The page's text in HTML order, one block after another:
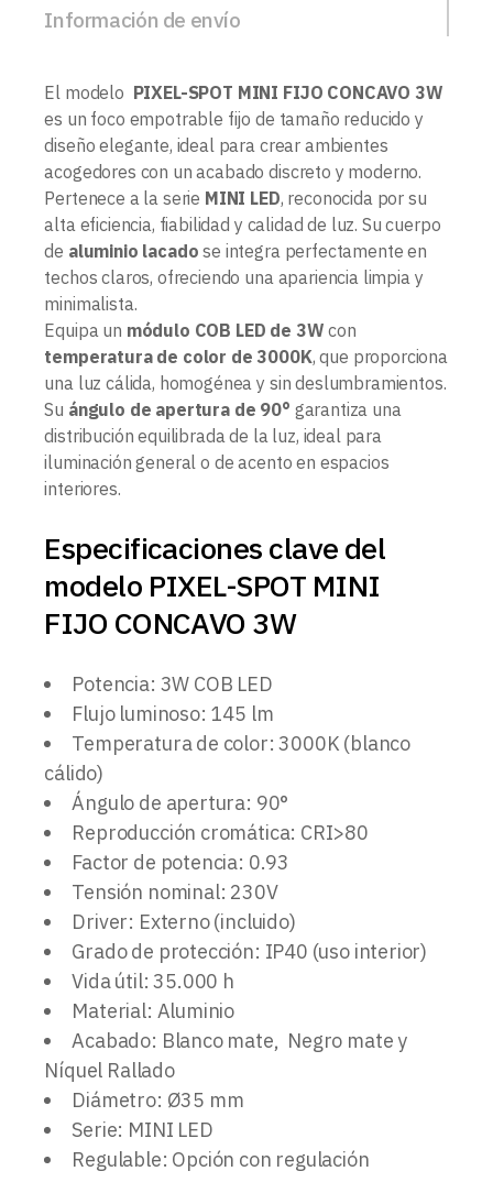
Información de envío
El modelo PIXEL-SPOT MINI FIJO CONCAVO 3W
es un foco empotrable fijo de tamaño reducido y
diseño elegante, ideal para crear ambientes
acogedores con un acabado discreto y moderno.
Pertenece a la serie MINI LED, reconocida por su
alta eficiencia, fiabilidad y calidad de luz. Su cuerpo
de aluminio lacado se integra perfectamente en
techos claros, ofreciendo una apariencia limpia y
minimalista.
Equipa un módulo COB LED de 3W con
temperatura de color de 3000K, que proporciona
una luz cálida, homogénea y sin deslumbramientos.
Su ángulo de apertura de 90° garantiza una
distribución equilibrada de la luz, ideal para
iluminación general o de acento en espacios
interiores.
Especificaciones clave del
modelo PIXEL-SPOT MINI
FIJO CONCAVO 3W
Potencia: 3W COB LED
Flujo luminoso: 145 lm
Temperatura de color: 3000K (blanco
cálido)
Ángulo de apertura: 90°
Reproducción cromática: CRI>80
Factor de potencia: 0.93
Tensión nominal: 230V
Driver: Externo (incluido)
Grado de protección: IP40 (uso interior)
Vida útil: 35.000 h
Material: Aluminio
Acabado: Blanco mate, Negro mate y
Níquel Rallado
Diámetro: Ø35 mm
Serie: MINI LED
Regulable: Opción con regulación